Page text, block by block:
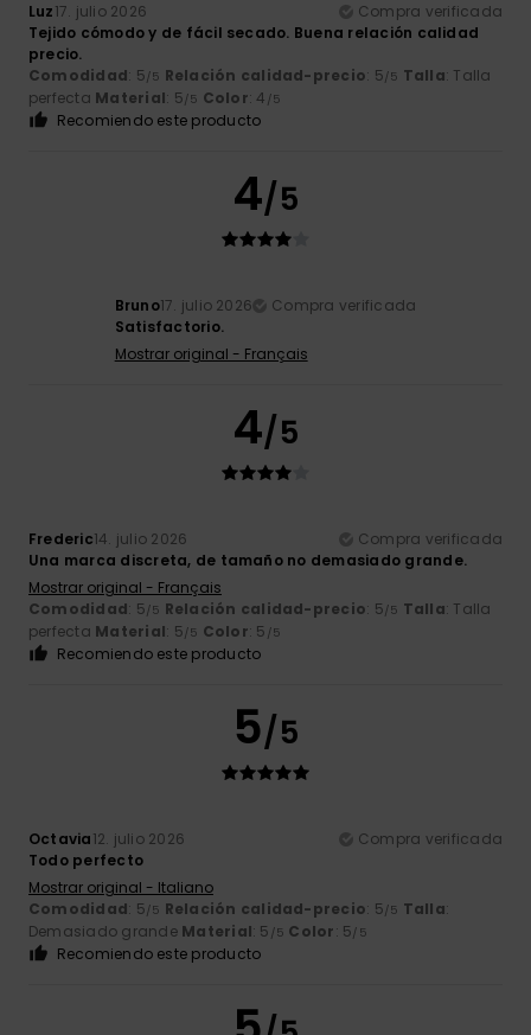
Luz17. julio 2026
Compra verificada
Tejido cómodo y de fácil secado. Buena relación calidad
precio.
Comodidad: 5/5 Relación calidad-precio: 5/5 Talla: Talla
perfecta Material: 5/5 Color: 4 /5
Recomiendo este producto
4/5
Bruno17. julio 2026
Compra verificada
Satisfactorio.
Mostrar original - Français
4/5
Frederic14. julio 2026
Compra verificada
Una marca discreta, de tamaño no demasiado grande.
Mostrar original - Français
Comodidad: 5/5 Relación calidad-precio: 5/5 Talla: Talla
perfecta Material: 5/5 Color: 5 /5
Recomiendo este producto
5/5
Octavia12. julio 2026
Compra verificada
Todo perfecto
Mostrar original - Italiano
Comodidad: 5/5 Relación calidad-precio: 5/5 Talla:
Demasiado grande Material: 5 /5 Color: 5/5
Recomiendo este producto